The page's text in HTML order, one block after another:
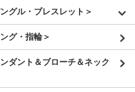
グル・ブレスレット＞
グ・指輪＞
ダント＆ブローチ＆ネック